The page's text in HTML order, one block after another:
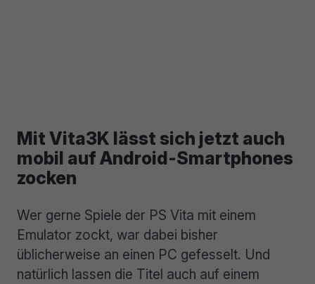
Mit Vita3K lässt sich jetzt auch
mobil auf Android-Smartphones
zocken
Wer gerne Spiele der PS Vita mit einem
Emulator zockt, war dabei bisher
üblicherweise an einen PC gefesselt. Und
natürlich lassen die Titel auch auf einem